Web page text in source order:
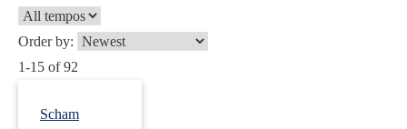
Order by:
1-15 of 92
Scham